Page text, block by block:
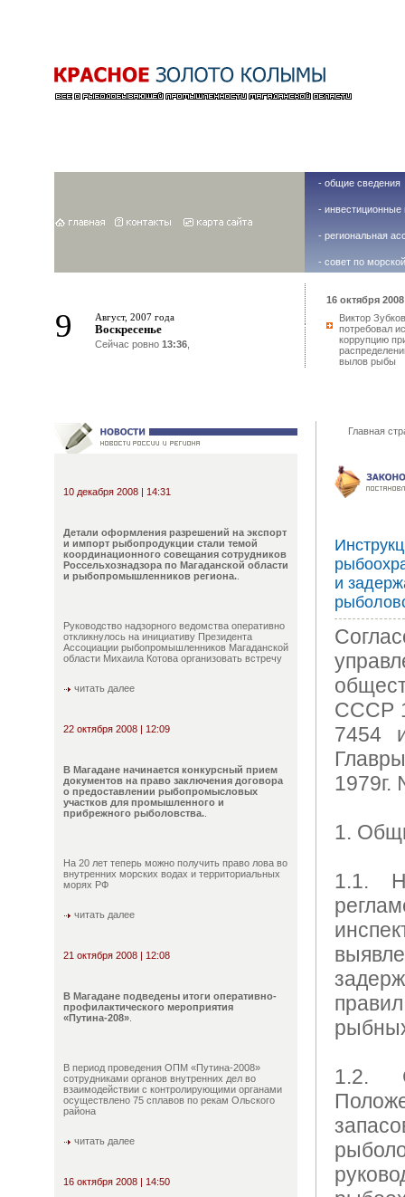
- общие сведения
- инвестиционные
- региональная
- совет по
9 Август, 2007 года
Воскресенье
Сейчас ровно 13:36
16 октября
Виктор Зубков
потребовал
коррупцию
вылов рыбы
10 декабря 2008 | 14:31
Детали оформления разрешений на экспорт
и импорт рыбопродукции стали темой
координационного совещания сотрудников
Россельхознадзора по Магаданской области
и рыбопромышленников региона.
Руководство надзорного ведомства оперативно
откликнулось на инициативу Президента
Ассоциации рыбопромышленников Магаданской
области Михаила Котова организовать встречу
читать далее
22 октября 2008 | 12:09
В Магадане начинается конкурсный прием
документов на право заключения договора
о предоставлении рыбопромысловых
участков для промышленного и
прибрежного рыболовства.
На 20 лет теперь можно получить право лова во
внутренних морских водах и территориальных
морях РФ
читать далее
21 октября 2008 | 12:08
В Магадане подведены итоги оперативно-
профилактического мероприятия
«Путина-208»
В период проведения ОПМ «Путина-2008»
сотрудниками органов внутренних дел во
взаимодействии с контролирующими органами
осуществлено 75 сплавов по рекам Ольского
района
читать далее
16 октября 2008 | 14:50
Главная
и
СССР
7454
1.
1.1.
1.2.